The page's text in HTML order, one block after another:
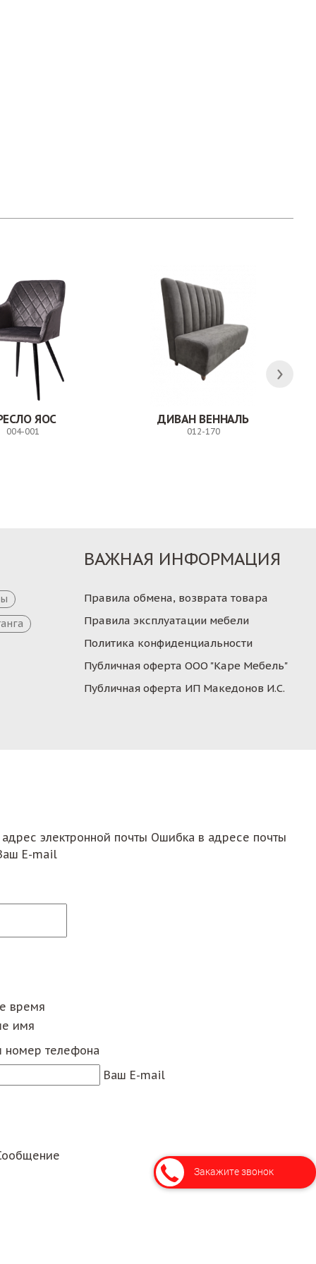
ЯОС
004-001
ДИВАН ВЕННАЛЬ
012-170
ВАЖНАЯ ИНФОРМАЦИЯ
Правила обмена, возврата товара
Правила эксплуатации мебели
Политика конфиденциальности
Публичная оферта ООО "Каре Мебель"
Публичная оферта ИП Македонов И.С.
электронной почты Ошибка в адресе почты
E-mail
время
имя
номер телефона
Ваш E-mail
Закажите звонок